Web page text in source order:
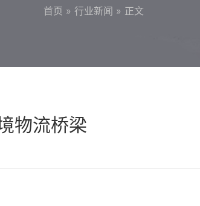
首页 » 行业新闻 » 正文
物流桥梁